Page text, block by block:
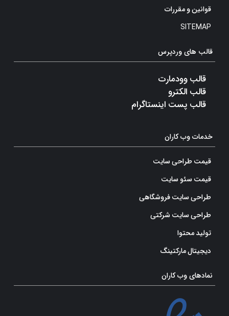
قوانین و مقررات
SITEMAP
قالب های وردپرس
قالب وودمارت
قالب الکترو
قالب پست اینستاگرام
خدمات وب کاران
قیمت طراحی سایت
قیمت سئو سایت
طراحی سایت فروشگاهی
طراحی سایت شرکتی
تولید محتوا
دیجیتال مارکتینگ
نمادهای وب کاران